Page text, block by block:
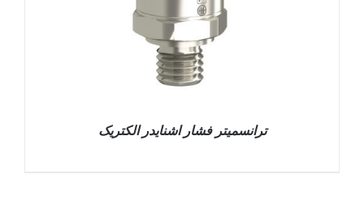
ترانسمیتر فشار اشنایدر الکتریک